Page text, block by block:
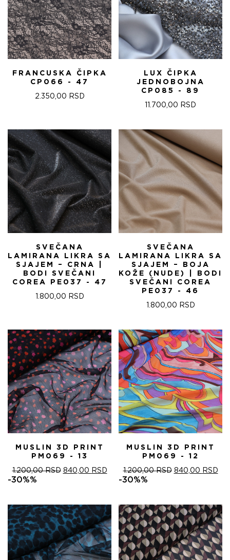
FRANCUSKA ČIPKA
CP066 - 47
2.350,00 RSD
LUX ČIPKA
JEDNOBOJNA
CP085 - 89
11.700,00 RSD
SVEČANA
LAMIRANA LIKRA SA
SJAJEM – CRNA |
BODI SVEČANI
COREA PE037 - 47
1.800,00 RSD
SVEČANA
LAMIRANA LIKRA SA
SJAJEM – BOJA
KOŽE (NUDE) | BODI
SVEČANI COREA
PE037 - 46
1.800,00 RSD
MUSLIN 3D PRINT
PM069 - 13
1.200,00RSD ОРИГИНАЛНА
1.200,00 RSD.
840,00 RSDТРЕНУТНА
ЦЕНА
-30%%
MUSLIN 3D PRINT
PM069 - 12
1.200,00RSD ОРИГИНАЛНА
1.200,00 RSD.
840,00 RSD
-30%%